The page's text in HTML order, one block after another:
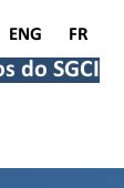
ENG FR
do SGCI